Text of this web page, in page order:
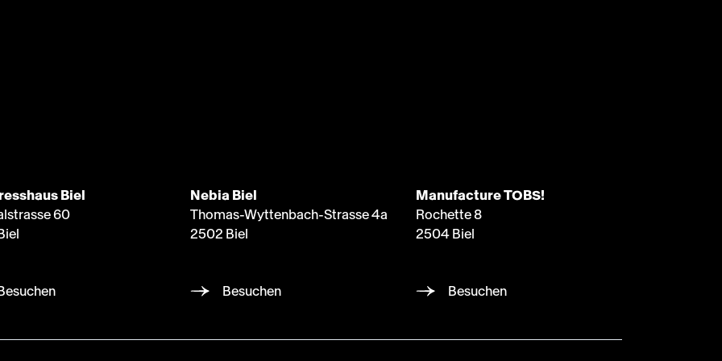
Biel
60
Nebia Biel
Thomas-Wyttenbach-Strasse 4a
2502 Biel
Besuchen
Manufacture TOBS!
Rochette 8
2504 Biel
Besuchen